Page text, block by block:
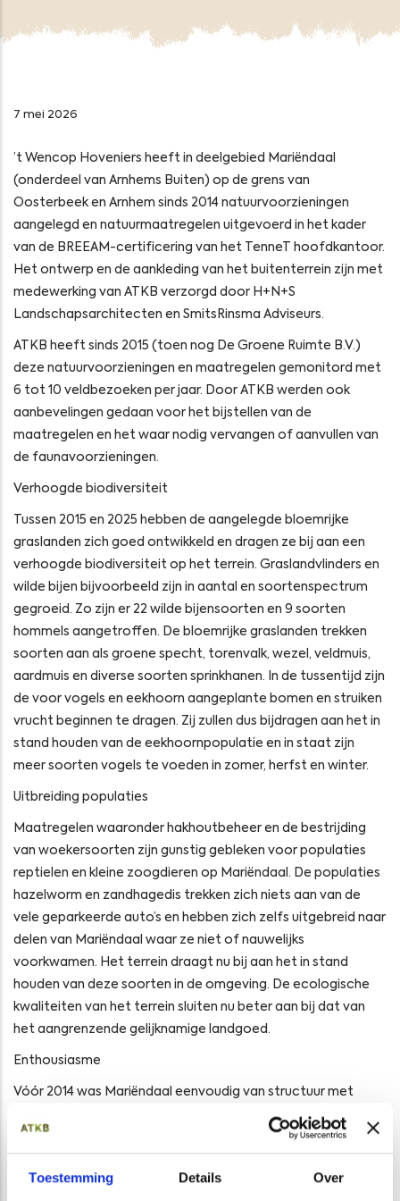
Toestemming Details Over
7 mei 2026
’t Wencop Hoveniers heeft in deelgebied Mariëndaal
(onderdeel van Arnhems Buiten) op de grens van
Oosterbeek en Arnhem sinds 2014 natuurvoorzieningen
aangelegd en natuurmaatregelen uitgevoerd in het kader
van de BREEAM-certificering van het TenneT hoofdkantoor.
Het ontwerp en de aankleding van het buitenterrein zijn met
medewerking van ATKB verzorgd door H+N+S
Landschapsarchitecten en SmitsRinsma Adviseurs.
ATKB heeft sinds 2015 (toen nog De Groene Ruimte B.V.)
deze natuurvoorzieningen en maatregelen gemonitord met
6 tot 10 veldbezoeken per jaar. Door ATKB werden ook
aanbevelingen gedaan voor het bijstellen van de
maatregelen en het waar nodig vervangen of aanvullen van
de faunavoorzieningen.
Verhoogde biodiversiteit
Tussen 2015 en 2025 hebben de aangelegde bloemrijke
graslanden zich goed ontwikkeld en dragen ze bij aan een
verhoogde biodiversiteit op het terrein. Graslandvlinders en
wilde bijen bijvoorbeeld zijn in aantal en soortenspectrum
gegroeid. Zo zijn er 22 wilde bijensoorten en 9 soorten
hommels aangetroffen. De bloemrijke graslanden trekken
soorten aan als groene specht, torenvalk, wezel, veldmuis,
aardmuis en diverse soorten sprinkhanen. In de tussentijd zijn
de voor vogels en eekhoorn aangeplante bomen en struiken
vrucht beginnen te dragen. Zij zullen dus bijdragen aan het in
stand houden van de eekhoornpopulatie en in staat zijn
meer soorten vogels te voeden in zomer, herfst en winter.
Uitbreiding populaties
Maatregelen waaronder hakhoutbeheer en de bestrijding
van woekersoorten zijn gunstig gebleken voor populaties
reptielen en kleine zoogdieren op Mariëndaal. De populaties
hazelworm en zandhagedis trekken zich niets aan van de
vele geparkeerde auto’s en hebben zich zelfs uitgebreid naar
delen van Mariëndaal waar ze niet of nauwelijks
voorkwamen. Het terrein draagt nu bij aan het in stand
houden van deze soorten in de omgeving. De ecologische
kwaliteiten van het terrein sluiten nu beter aan bij dat van
het aangrenzende gelijknamige landgoed.
Enthousiasme
Vóór 2014 was Mariëndaal eenvoudig van structuur met
enkele vooroorlogse gebouwen en daartussen vooral
gazon. Door de ecologische inrichting is een wandeling over
regelmatig aan enthousiast te zijn over de bloemrijke